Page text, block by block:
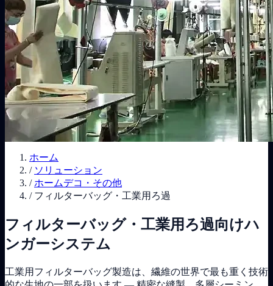
ホーム
/ ソリューション
/ ホームデコ・その他
/ フィルターバッグ・工業用ろ過
フィルターバッグ・工業用ろ過向けハ
ンガーシステム
工業用フィルターバッグ製造は、繊維の世界で最も重く技術